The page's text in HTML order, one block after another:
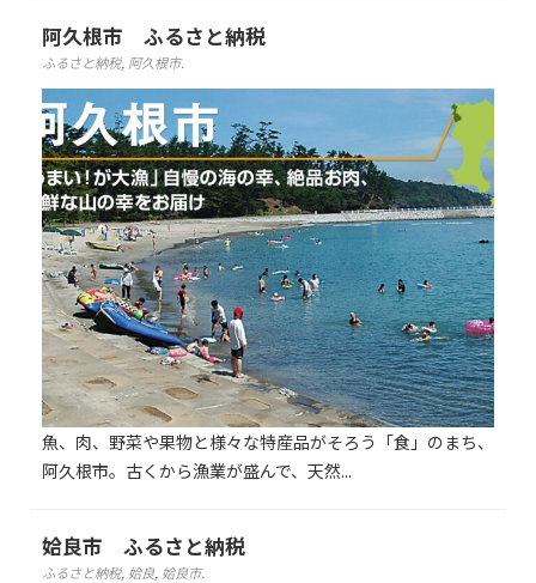
阿久根市 ふるさと納税
ふるさと納税, 阿久根市.
魚、肉、野菜や果物と様々な特産品がそろう「食」のまち、
阿久根市。古くから漁業が盛んで、天然...
姶良市 ふるさと納税
ふるさと納税, 姶良, 姶良市.